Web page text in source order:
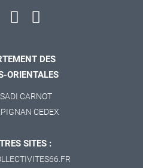
DES
ORIENTALES
CARNOT
CEDEX
SITES :